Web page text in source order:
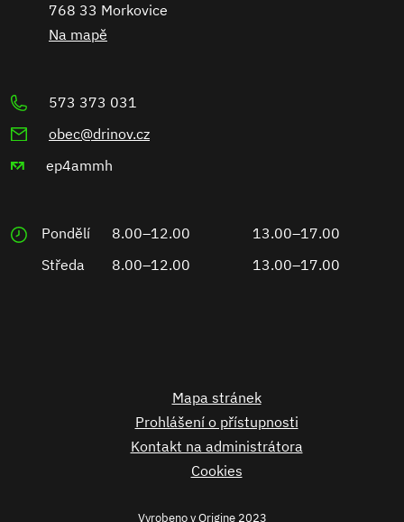
768 33 Morkovice
Na mapě
573 373 031
obec@drinov.cz
ep4ammh
Pondělí 8.00–12.00
13.00–17.00
Středa
8.00–12.00 13.00–17.00
Mapa stránek
Prohlášení o přístupnosti
Kontakt na administrátora
Cookies
Vyrobeno vOrigine2023